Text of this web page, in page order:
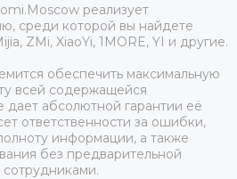
реализует
среди которой вы найдете
ZMi, XiaoYi, 1MORE, YI и другие.
обеспечить максимальную
всей содержащейся
абсолютной гарантии её
ответственности за ошибки,
информации, а также
без предварительной